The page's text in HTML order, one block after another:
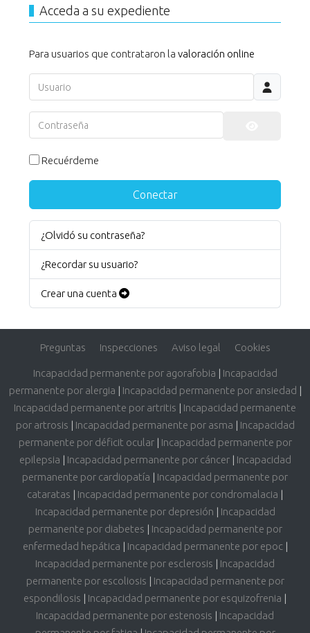
Acceda a su expediente
Para usuarios que contrataron la valoración online
Usuario
Contraseña
Recuérdeme
Conectar
¿Olvidó su contraseña?
¿Recordar su usuario?
Crear una cuenta
Preguntas Inspecciones Aviso legal Cookies
Incapacidad permanente por agorafobia | Incapacidad
permanente por alergia | Incapacidad permanente por ansiedad |
Incapacidad permanente por artritis | Incapacidad permanente
por artrosis | Incapacidad permanente por asma | Incapacidad
permanente por déficit ocular| Incapacidad permanente por
epilepsia | Incapacidad permanente por cáncer| Incapacidad
permanente por cardiopatía | Incapacidad permanente por
cataratas | Incapacidad permanente por condromalacia |
Incapacidad permanente por depresión | Incapacidad
permanente por diabetes | Incapacidad permanente por
enfermedad hepática | Incapacidad permanente por epoc|
Incapacidad permanente por esclerosis | Incapacidad
permanente por escoliosis | Incapacidad permanente por
espondilosis | Incapacidad permanente por esquizofrenia |
Incapacidad permanente por estenosis | Incapacidad